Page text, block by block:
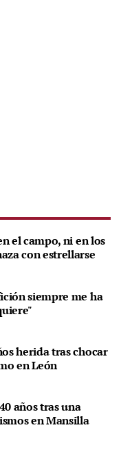
el campo, ni en los
con estrellarse
siempre me ha
herida tras chocar
en León
años tras una
en Mansilla